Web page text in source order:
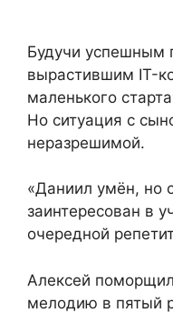
Будучи успешным
вырастившим IT-
маленького
Но ситуация с
неразрешимой.
«Даниил умён, но
заинтересован в
очередной
Алексей
мелодию в пятый